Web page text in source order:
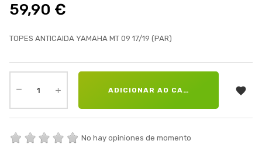
59,90 €
TOPES ANTICAIDA YAMAHA MT 09 17/19 (PAR)
ADICIONAR AO CARRINHO 
No hay opiniones de momento